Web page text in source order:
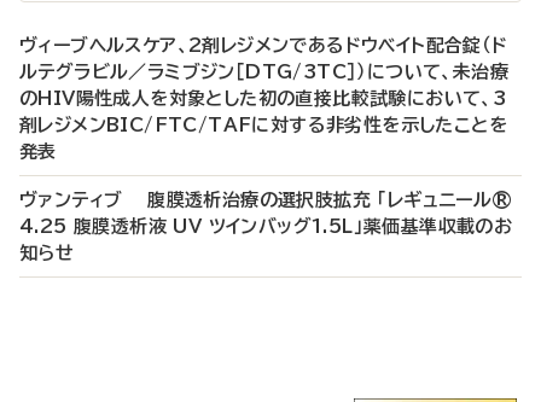
ヴィーブヘルスケア、2剤レジメンであるドウベイト配合錠（ド
ルテグラビル／ラミブジン［DTG/3TC］）について、未治療
のHIV陽性成人を対象とした初の直接比較試験において、3
剤レジメンBIC/FTC/TAFに対する非劣性を示したことを
発表
ヴァンティブ 腹膜透析治療の選択肢拡充 「レギュニール®
4.25 腹膜透析液 UV ツインバッグ1.5L」薬価基準収載のお
知らせ